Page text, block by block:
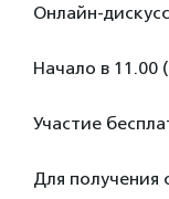
Онлайн-
Начало в 11.00
Участие
Для получения